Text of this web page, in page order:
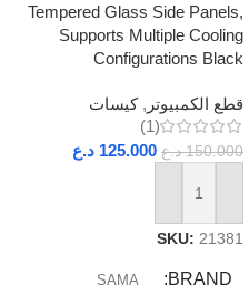
Tempered Glass Side Panels,
Supports Multiple Cooling
Configurations Black
قطع الكمبيوتر , كيسات
(1)
150.000 د.ع 125.000 د.ع
إضافة إلى السلة
SKU: 21381
BRAND
SAMA